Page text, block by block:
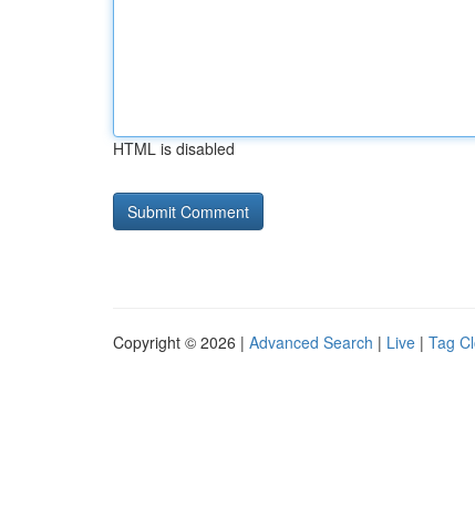
HTML is disabled
Copyright © 2026 | Advanced Search | Live | Tag